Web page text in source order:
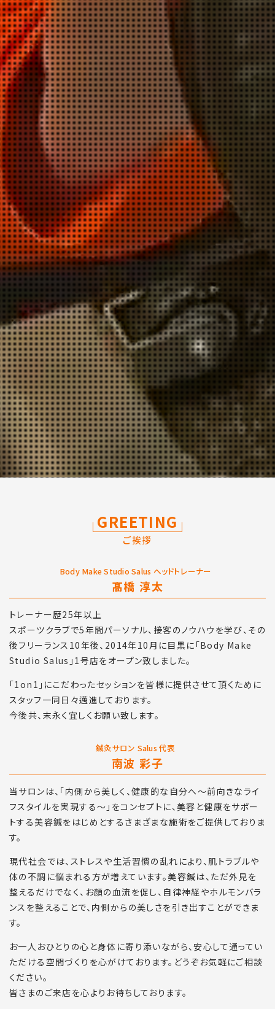
GREETING
ご挨拶
Body Make Studio Salus ヘッドトレーナー
髙橋 淳太
トレーナー歴25年以上
スポーツクラブで5年間パーソナル、接客のノウハウを学び、その
後フリーランス10年後、2014年10月に目黒に「Body Make
Studio Salus」1号店をオープン致しました。
「1on1」にこだわったセッションを皆様に提供させて頂くために
スタッフ一同日々邁進しております。
今後共、末永く宜しくお願い致します。
鍼灸サロン Salus 代表
南波 彩子
当サロンは、「内側から美しく、健康的な自分へ～前向きなライ
フスタイルを実現する～」をコンセプトに、美容と健康をサポー
トする美容鍼をはじめとするさまざまな施術をご提供しておりま
す。
現代社会では、ストレスや生活習慣の乱れにより、肌トラブルや
体の不調に悩まれる方が増えています。美容鍼は、ただ外見を
整えるだけでなく、お顔の血流を促し、自律神経やホルモンバラ
ンスを整えることで、内側からの美しさを引き出すことができま
す。
お一人おひとりの心と身体に寄り添いながら、安心して通ってい
ただける空間づくりを心がけております。どうぞお気軽にご相談
ください。
皆さまのご来店を心よりお待ちしております。